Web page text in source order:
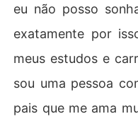
eu não posso
exatamente por
meus estudos e
sou uma pessoa
pais que me ama